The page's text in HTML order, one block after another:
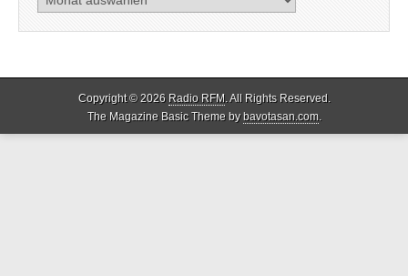
Copyright © 2026 Radio RFM. All Rights Reserved.
The Magazine Basic Theme bybavotasan.com.